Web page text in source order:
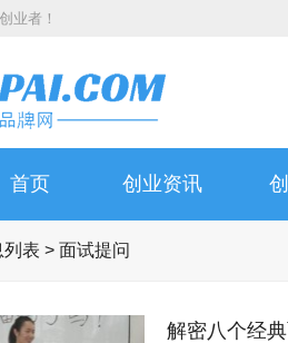
业者！
首页 创业资讯
表 > 面试提问
解密八个经